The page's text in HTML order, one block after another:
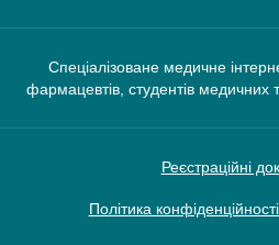
Спеціалізоване медичне
фармацевтів, студентів медичних
Реєстраційні
Політика